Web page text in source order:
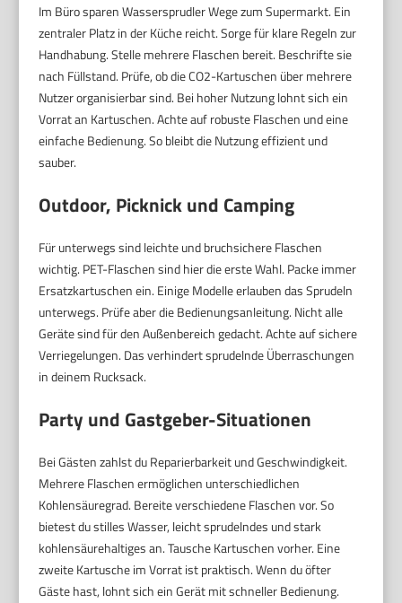
Im Büro sparen Wassersprudler Wege zum Supermarkt. Ein
zentraler Platz in der Küche reicht. Sorge für klare Regeln zur
Handhabung. Stelle mehrere Flaschen bereit. Beschrifte sie
nach Füllstand. Prüfe, ob die CO2-Kartuschen über mehrere
Nutzer organisierbar sind. Bei hoher Nutzung lohnt sich ein
Vorrat an Kartuschen. Achte auf robuste Flaschen und eine
einfache Bedienung. So bleibt die Nutzung effizient und
sauber.
Outdoor, Picknick und Camping
Für unterwegs sind leichte und bruchsichere Flaschen
wichtig. PET-Flaschen sind hier die erste Wahl. Packe immer
Ersatzkartuschen ein. Einige Modelle erlauben das Sprudeln
unterwegs. Prüfe aber die Bedienungsanleitung. Nicht alle
Geräte sind für den Außenbereich gedacht. Achte auf sichere
Verriegelungen. Das verhindert sprudelnde Überraschungen
in deinem Rucksack.
Party und Gastgeber-Situationen
Bei Gästen zahlst du Reparierbarkeit und Geschwindigkeit.
Mehrere Flaschen ermöglichen unterschiedlichen
Kohlensäuregrad. Bereite verschiedene Flaschen vor. So
bietest du stilles Wasser, leicht sprudelndes und stark
kohlensäurehaltiges an. Tausche Kartuschen vorher. Eine
zweite Kartusche im Vorrat ist praktisch. Wenn du öfter
Gäste hast, lohnt sich ein Gerät mit schneller Bedienung.